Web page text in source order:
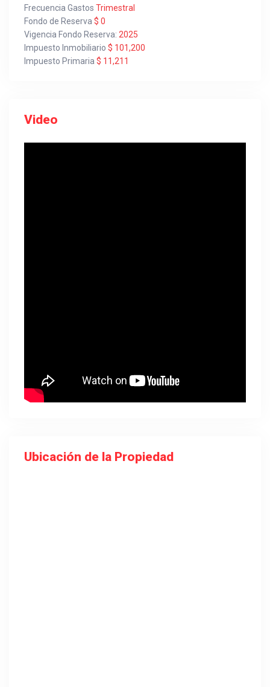
Frecuencia Gastos Trimestral
Fondo de Reserva $ 0
Vigencia Fondo Reserva: 2025
Impuesto Inmobiliario $ 101,200
Impuesto Primaria $ 11,211
Video
Ubicación de la Propiedad